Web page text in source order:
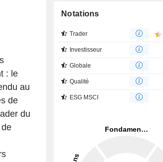
: le
au
de
du
Notations
Trader
Investisseur
Globale
Qualité
ESG MSCI